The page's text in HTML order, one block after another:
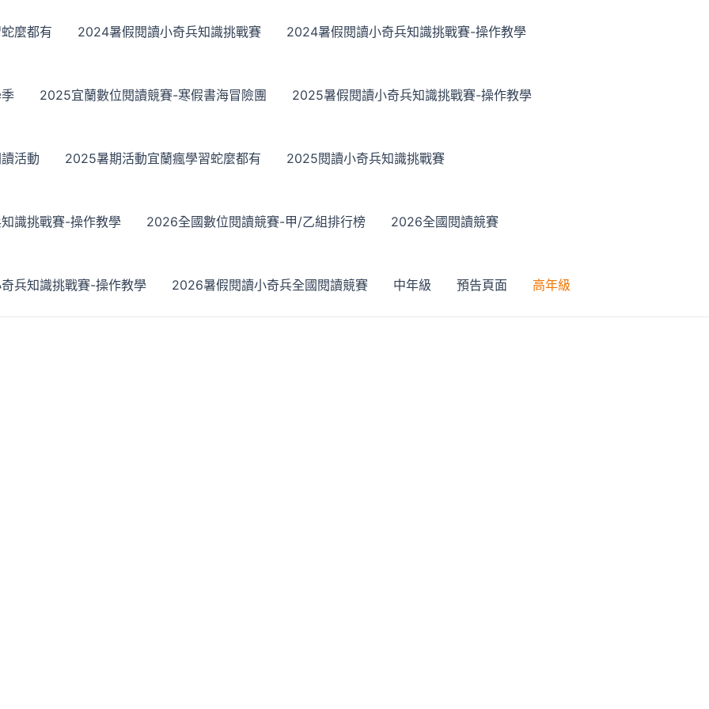
麼都有 2024暑假閱讀小奇兵知識挑戰賽 2024暑假閱讀小奇兵知識挑戰賽-操作教學
2025宜蘭數位閱讀競賽-寒假書海冒險團 2025暑假閱讀小奇兵知識挑戰賽-操作教學
活動 2025暑期活動宜蘭瘋學習蛇麼都有 2025閱讀小奇兵知識挑戰賽
識挑戰賽-操作教學 2026全國數位閱讀競賽-甲/乙組排行榜 2026全國閱讀競賽
兵知識挑戰賽-操作教學 2026暑假閱讀小奇兵全國閱讀競賽 中年級 預告頁面 高年級